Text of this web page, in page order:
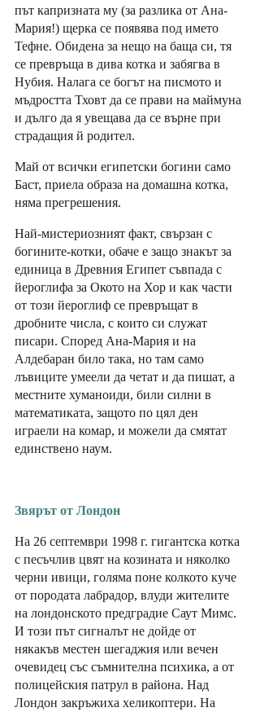
път капризната му (за разлика от Ана-
Мария!) щерка се появява под името
Тефне. Обидена за нещо на баща си, тя
се превръща в дива котка и забягва в
Нубия. Налага се богът на писмото и
мъдростта Тховт да се прави на маймуна
и дълго да я увещава да се върне при
страдащия й родител.
Май от всички египетски богини само
Баст, приела образа на домашна котка,
няма прегрешения.
Най-мистериозният факт, свързан с
богините-котки, обаче е защо знакът за
единица в Древния Египет съвпада с
йероглифа за Окото на Хор и как части
от този йероглиф се превръщат в
дробните числа, с които си служат
писари. Според Ана-Мария и на
Алдебаран било така, но там само
лъвиците умеели да четат и да пишат, а
местните хуманоиди, били силни в
математиката, защото по цял ден
играели на комар, и можели да смятат
единствено наум.
Звярът от Лондон
На 26 септември 1998 г. гигантска котка
с песъчлив цвят на козината и няколко
черни ивици, голяма поне колкото куче
от породата лабрадор, влуди жителите
на лондонското предградие Саут Мимс.
И този път сигналът не дойде от
някакъв местен шегаджия или вечен
очевидец със съмнителна психика, а от
полицейския патрул в района. Над
Лондон закръжиха хеликоптери. На